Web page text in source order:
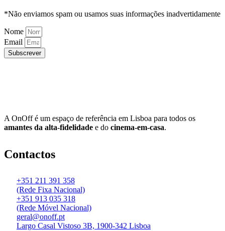
*Não enviamos spam ou usamos suas informações inadvertidamente
Nome
Email
Subscrever
A OnOff é um espaço de referência em Lisboa para todos os
amantes da alta-fidelidade e do cinema-em-casa.
Contactos
+351 211 391 358
(Rede Fixa Nacional)
+351 913 035 318
(Rede Móvel Nacional)
geral@onoff.pt
Largo Casal Vistoso 3B, 1900-342 Lisboa